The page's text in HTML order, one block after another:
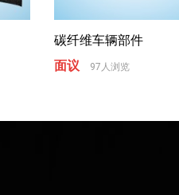
碳纤维车辆部件
面议
97人浏览